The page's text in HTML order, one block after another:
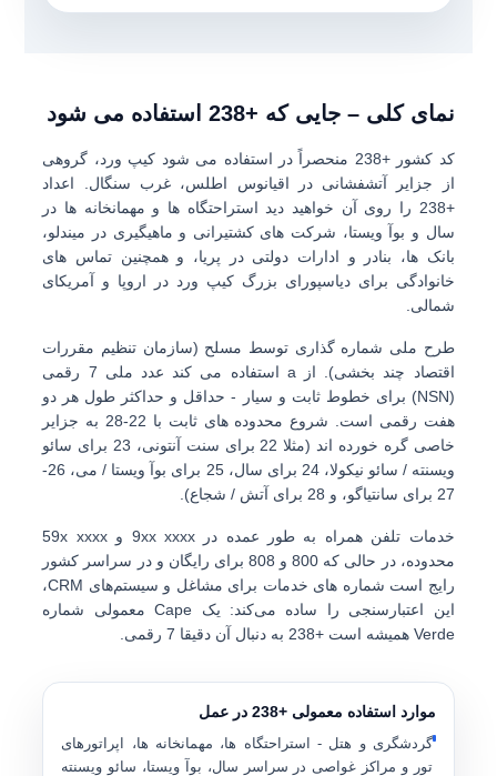
نمای کلی – جایی که +238 استفاده می شود
کد کشور+238 منحصراً در استفاده می شود کیپ ورد، گروهی
از جزایر آتشفشانی در اقیانوس اطلس، غرب سنگال. اعداد
+238 را روی آن خواهید دید
استراحتگاه ها و مهمانخانه ها در
سال و بوآ ویستا، شرکت های کشتیرانی و ماهیگیری در میندلو،
بانک ها، بنادر و ادارات دولتی در پریا، و همچنین تماس های
خانوادگی برای دیاسپورای بزرگ کیپ ورد در اروپا و آمریکای
شمالی.
طرح ملی شماره گذاری توسط مسلح (سازمان تنظیم مقررات
اقتصاد چند بخشی). از a استفاده می کند
عدد ملی 7 رقمی
(NSN)
برای خطوط ثابت و سیار - حداقل و حداکثر طول هر دو
هفت رقمی است. شروع محدوده های ثابت با 22-28
به جزایر
خاصی گره خورده اند (مثلا 22 برای سنت آنتونی، 23 برای سائو
ویسنته / سائو نیکولا،24 برای سال،25 برای بوآ ویستا / می،
26-
27 برای سانتیاگو، و 28 برای آتش / شجاع).
خدمات تلفن همراه به طور عمده در9xx xxxx و59x xxxx
محدوده، در حالی که 800و 808 برای رایگان و در سراسر کشور
رایج است شماره های خدمات برای مشاغل و سیستم‌های CRM،
این اعتبارسنجی را ساده می‌کند: یک Cape معمولی شماره
Verde همیشه است
+238 به دنبال آندقیقا 7 رقمی
موارد استفاده معمولی +238 در عمل
گردشگری و هتل - استراحتگاه ها، مهمانخانه ها، اپراتورهای
تور و مراکز غواصی در سراسر سال، بوآ ویستا، سائو ویسنته